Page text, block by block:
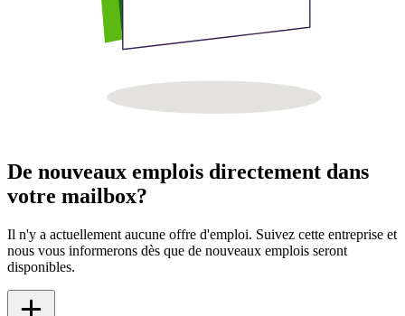
De nouveaux emplois directement dans
votre mailbox?
Il n'y a actuellement aucune offre d'emploi. Suivez cette entreprise et
nous vous informerons dès que de nouveaux emplois seront
disponibles.